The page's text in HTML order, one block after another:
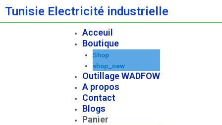
Tunisie Electricité industrielle
Acceuil
Boutique
Shop
shop_new
Outillage WADFOW
A propos
Contact
Blogs
Panier
Menu